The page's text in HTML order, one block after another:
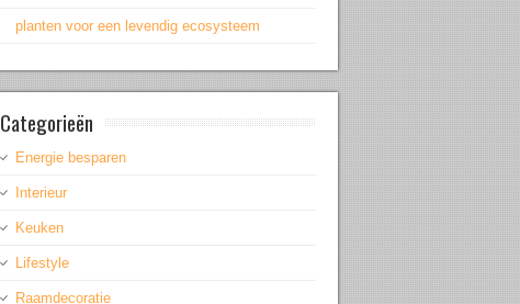
planten voor een levendig ecosysteem
Categorieën
Energie besparen
Interieur
Keuken
Lifestyle
Raamdecoratie